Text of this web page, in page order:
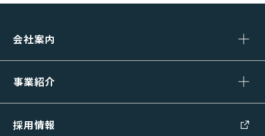
会社案内
事業紹介
採用情報